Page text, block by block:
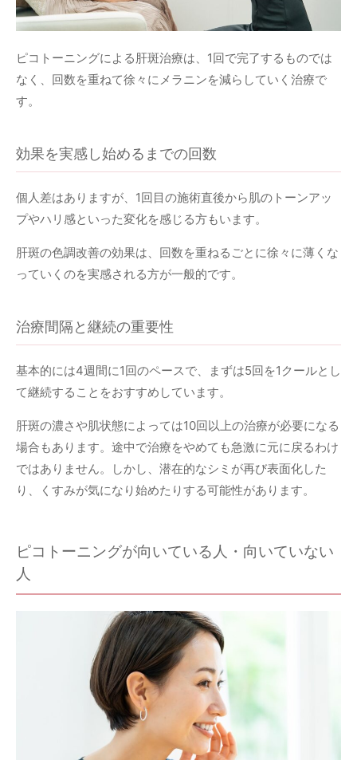
ピコトーニングによる肝斑治療は、1回で完了するものでは
なく、回数を重ねて徐々にメラニンを減らしていく治療で
す。
効果を実感し始めるまでの回数
個人差はありますが、1回目の施術直後から肌のトーンアッ
プやハリ感といった変化を感じる方もいます。
肝斑の色調改善の効果は、回数を重ねるごとに徐々に薄くな
っていくのを実感される方が一般的です。
治療間隔と継続の重要性
基本的には4週間に1回のペースで、まずは5回を1クールとし
て継続することをおすすめしています。
肝斑の濃さや肌状態によっては10回以上の治療が必要になる
場合もあります。途中で治療をやめても急激に元に戻るわけ
ではありません。しかし、潜在的なシミが再び表面化した
り、くすみが気になり始めたりする可能性があります。
ピコトーニングが向いている人・向いていない
人